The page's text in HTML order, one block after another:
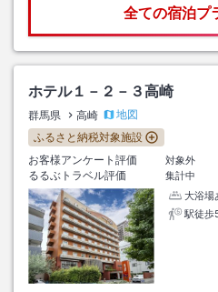
全ての宿泊プ
ホテル１－２－３高崎
群馬県 高崎
地図
ふるさと納税対象施設
お客様アンケート評価
対象外
るるぶトラベル評価
集計中
大浴場
駅徒歩